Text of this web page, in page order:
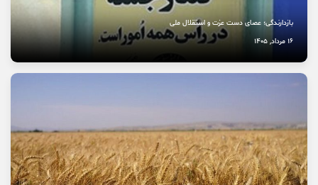
بازدارندگی؛ عصای دست عزت و استقلال ملی
16 مرداد, 1405